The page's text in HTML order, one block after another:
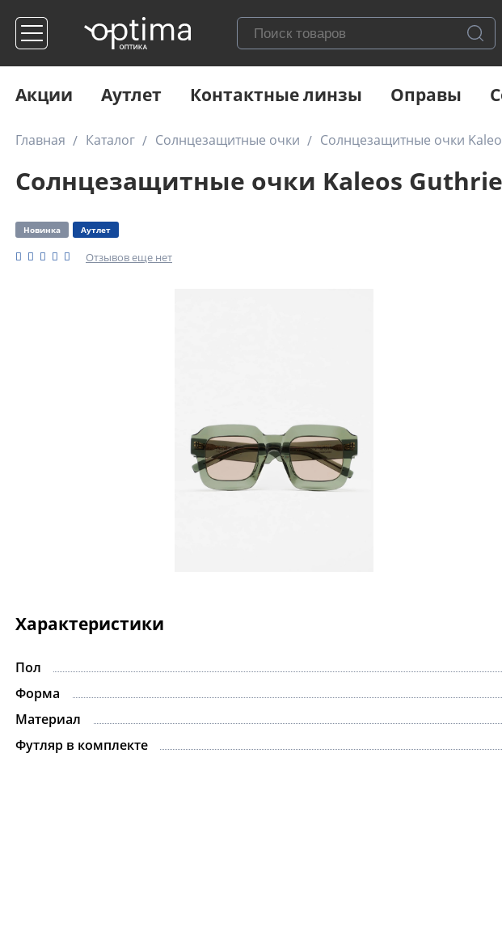
Акции Аутлет Контактные линзы Оправы
Главная Каталог Солнцезащитные очки Солнцезащитные очки
Солнцезащитные очки Kaleos Guthrie
Новинка Аутлет
Отзывов еще нет
Характеристики
Пол
Форма
Материал
Футляр в комплекте